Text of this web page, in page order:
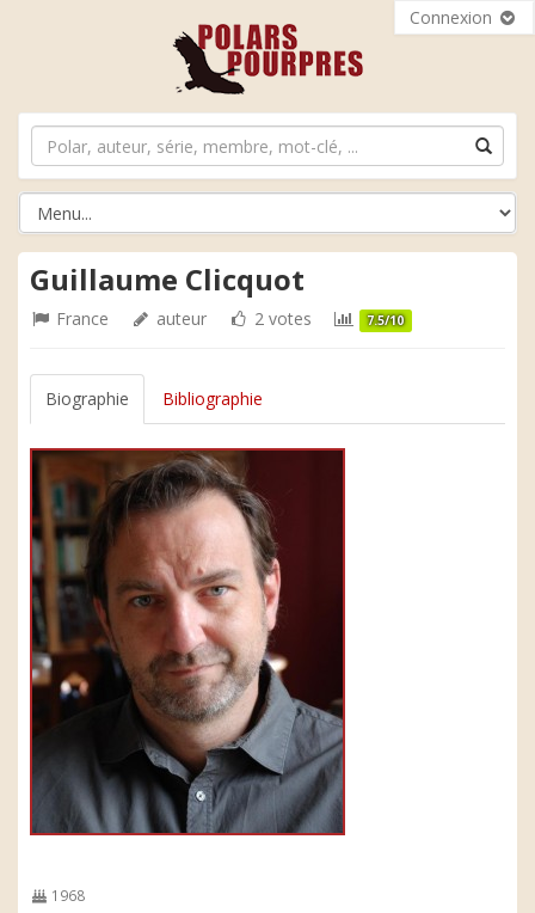
Connexion
Guillaume Clicquot
France auteur 2 votes 7.5/10
Biographie Bibliographie
1968